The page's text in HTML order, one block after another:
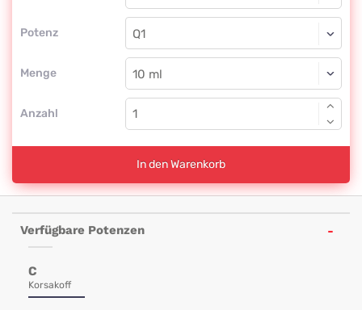
Potenz
Dilution
Q1
Menge
Dilution
Anzahl
In den Warenkorb
Verfügbare Potenzen
C
Korsakoff